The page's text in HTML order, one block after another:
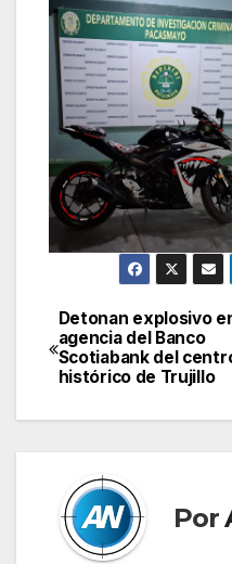
de
entradas
Detonan explosivo
agencia del Banco
Scotiabank del
histórico de Trujillo
Por